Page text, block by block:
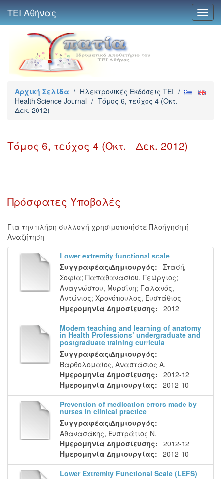
ΤΕΙ Αθήνας
Αρχική Σελίδα / Ηλεκτρονικές Εκδόσεις TEI /
Health Science Journal / Τόμος 6, τεύχος 4 (Οκτ. -
Δεκ. 2012)
Τόμος 6, τεύχος 4 (Οκτ. - Δεκ. 2012)
Πρόσφατες Υποβολές
Για την πλήρη συλλογή χρησιμοποιήστε Πλοήγηση ή
Αναζήτηση
Lower extremity functional scale
Συγγραφέας/Δημιουργός: Στασή,
Σοφία; Παπαθανασίου, Γεώργιος;
Αναγνώστου, Μυρσίνη; Γαλανός,
Αντώνιος; Χρονόπουλος, Ευστάθιος
Ημερομηνία Δημοσίευσης: 2012
Modern teaching and learning of anatomy
in Health Professions’ undergraduate and
postgraduate training curricula
Συγγραφέας/Δημιουργός:
Βαρθολομαίος, Αναστάσιος Α.
Ημερομηνία Δημοσίευσης: 2012-12
Ημερομηνία Δημιουργίας: 2012-10
Prevention of medication errors made by
nurses in clinical practice
Συγγραφέας/Δημιουργός:
Αθανασάκης, Ευστράτιος Ν.
Ημερομηνία Δημοσίευσης: 2012-12
Ημερομηνία Δημιουργίας: 2012-10
Lower Extremity Functional Scale (LEFS)